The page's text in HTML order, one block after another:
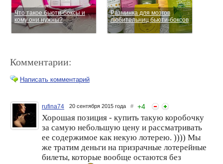
Что такое бьюти-боксы и
кому они нужны?
Разминка для мозгов
любительниц бьюти-боксов
Бьюти-бокс Grazia х Royal
samples
Бьюти-боксы набирают
обороты!
Комментарии:
Написать комментарий
rufina74 20 сентября 2015 года # +4
Хорошая позиция - купить такую коробочку
за самую небольшую цену и рассматривать
ее содержимое как некую лотерею. )))) Мы
же тратим деньги на призрачные лотерейные
билеты, которые вообще остаются без